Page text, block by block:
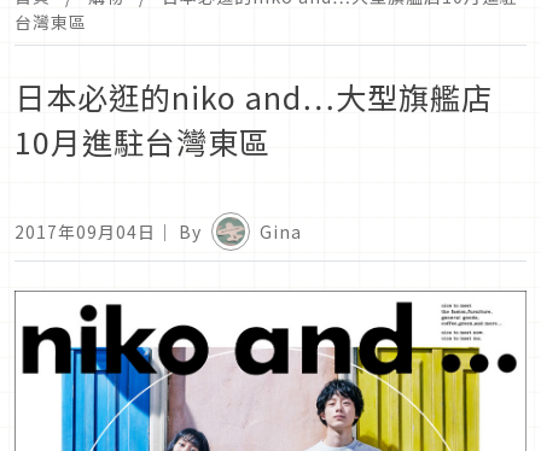
台灣東區
日本必逛的niko and…大型旗艦店
10月進駐台灣東區
2017年09月04日 ｜ By Gina